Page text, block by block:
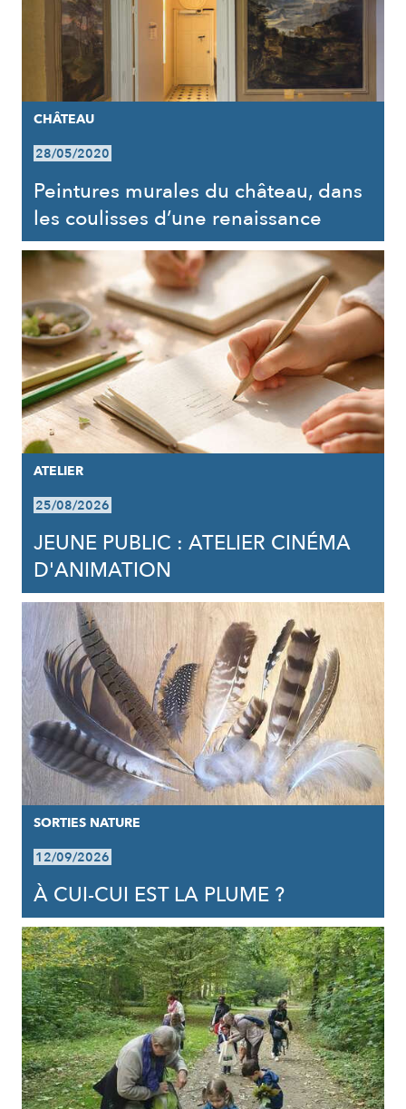
CHÂTEAU
28/05/2020
Peintures murales du château, dans
les coulisses d’une renaissance
ATELIER
25/08/2026
JEUNE PUBLIC : ATELIER CINÉMA
D'ANIMATION
SORTIES NATURE
12/09/2026
À CUI-CUI EST LA PLUME ?